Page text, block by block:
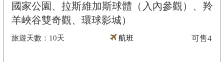
國家公園、拉斯維加斯球體（入內參觀）、羚
羊峽谷雙奇觀、環球影城）
10天 航班 可售4